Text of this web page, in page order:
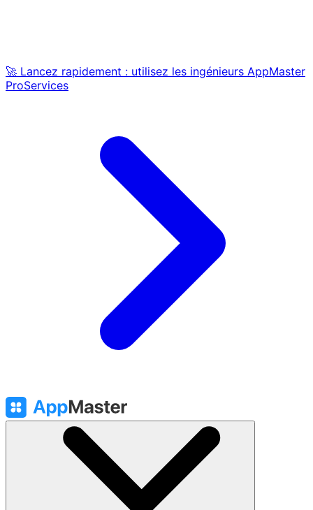
🚀 Lancez rapidement : utilisez les ingénieurs AppMaster
ProServices